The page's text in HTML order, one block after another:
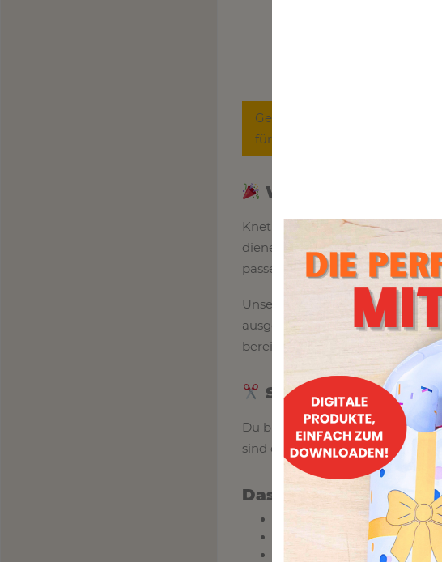
Gefallen dir unsere DIY
für viele weitere spannende
Was sind
Knetmatten sindbedruckte
dienen. Kinder können Formen
passen. Durch die klaren
Unsere digitalen Vorlagen sind
ausgedruckt und direkt
bereithalten und das kreative
So funktioniert das
Du brauchst keine besonderen
sind einfach und schnell
Das brauchst du:
(zum
Papier oder
(um die